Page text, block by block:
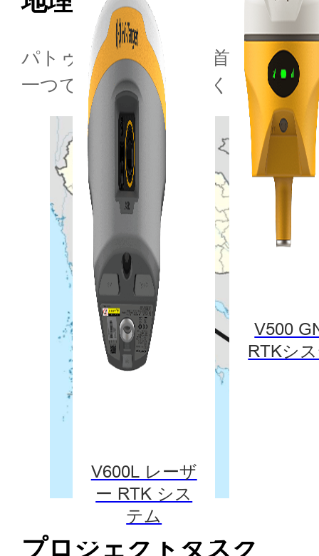
V600L レーザ
ー RTK シス
テム
V500
RTKシ
パトゥムターニーは、首都を流れ
一つです。市内には多くの運河や
プロジェクトタスク